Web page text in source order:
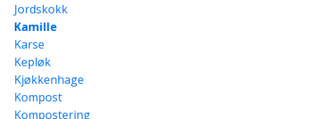
Jordskokk
Kamille
Karse
Kepløk
Kjøkkenhage
Kompost
Kompostering